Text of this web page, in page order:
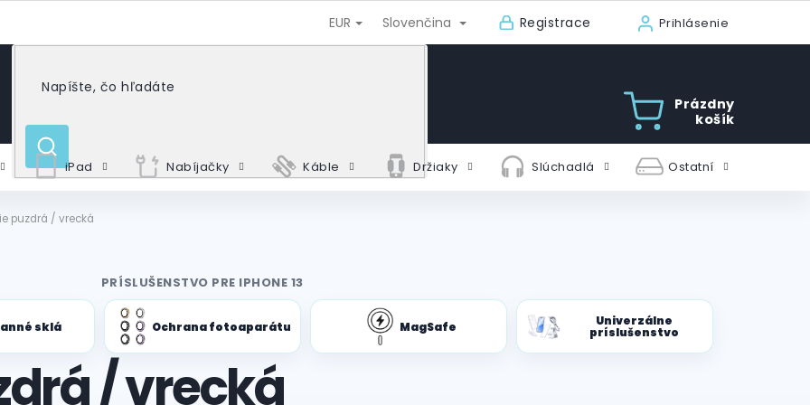
EUR Slovenčina Registrace Prihlásenie
HĽADAŤ
Prázdny
košík
iPad Nabíjačky Káble Držiaky Slúchadlá Ostatní
puzdrá / vrecká
PRÍSLUŠENSTVO PRE IPHONE 13
sklá Ochrana fotoaparátu MagSafe Univerzálne
príslušenstvo
/ vrecká